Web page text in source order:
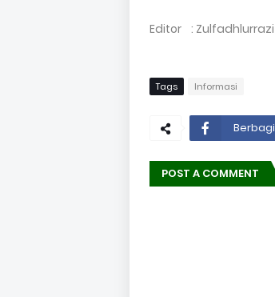
Editor : Zulfadhlurrazi
Tags Informasi
Berbagi
POST A COMMENT